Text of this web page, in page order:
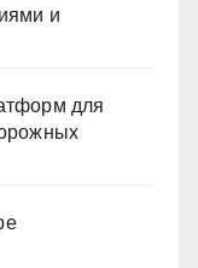
и
для